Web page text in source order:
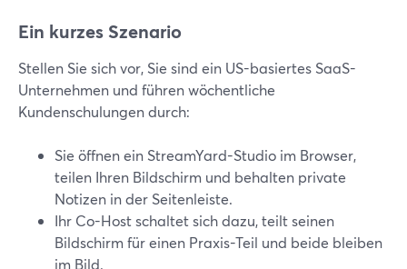
Ein kurzes Szenario
Stellen Sie sich vor, Sie sind ein US-basiertes SaaS-
Unternehmen und führen wöchentliche
Kundenschulungen durch:
Sie öffnen ein StreamYard-Studio im Browser,
teilen Ihren Bildschirm und behalten private
Notizen in der Seitenleiste.
Ihr Co-Host schaltet sich dazu, teilt seinen
Bildschirm für einen Praxis-Teil und beide bleiben
im Bild.